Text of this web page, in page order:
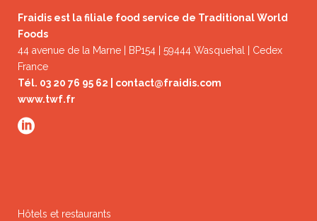
Fraidis est la filiale food service de Traditional World
Foods
44 avenue de la Marne | BP154 | 59444 Wasquehal | Cedex
France
Tél. 03 20 76 95 62 | contact@fraidis.com
www.twf.fr
Hôtels et restaurants